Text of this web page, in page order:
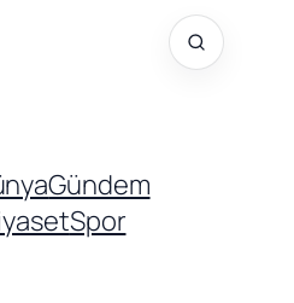
Gündem
Spor